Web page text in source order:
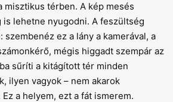
misztikus térben. A kép mesés
is lehetne nyugodni. A feszültség
ez a lány a kamerával, a
mégis higgadt szempár az
sűríti a kitágított tér minden
ilyen vagyok – nem akarok
a helyem, ezt a fát ismerem.